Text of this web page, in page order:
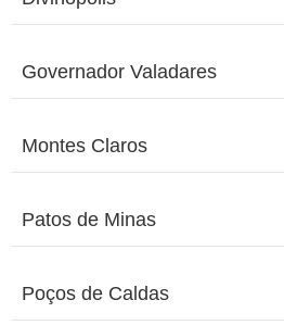
Governador Valadares
Montes Claros
Patos de Minas
Poços de Caldas